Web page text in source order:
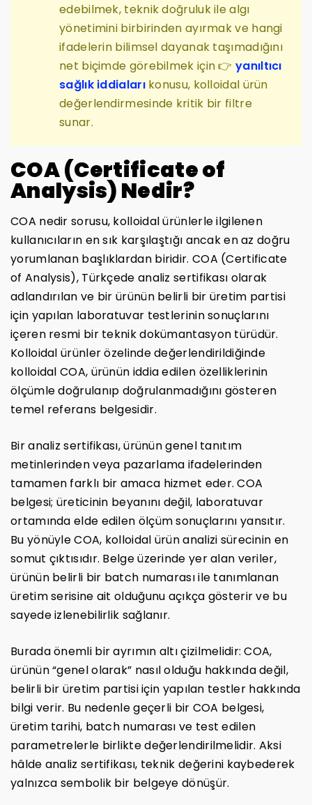
edebilmek, teknik doğruluk ile algı
yönetimini birbirinden ayırmak ve hangi
ifadelerin bilimsel dayanak taşımadığını
net biçimde görebilmek için 👉yanıltıcı
sağlık iddialarıkonusu, kolloidal ürün
değerlendirmesinde kritik bir filtre
sunar.
COA (Certificate of
Analysis) Nedir?
COA nedir sorusu, kolloidal ürünlerle ilgilenen
kullanıcıların en sık karşılaştığı ancak en az doğru
yorumlanan başlıklardan biridir. COA (Certificate
of Analysis), Türkçede analiz sertifikası olarak
adlandırılan ve bir ürünün belirli bir üretim partisi
için yapılan laboratuvar testlerinin sonuçlarını
içeren resmi bir teknik dokümantasyon türüdür.
Kolloidal ürünler özelinde değerlendirildiğinde
kolloidal COA, ürünün iddia edilen özelliklerinin
ölçümle doğrulanıp doğrulanmadığını gösteren
temel referans belgesidir.
Bir analiz sertifikası, ürünün genel tanıtım
metinlerinden veya pazarlama ifadelerinden
tamamen farklı bir amaca hizmet eder. COA
belgesi; üreticinin beyanını değil, laboratuvar
ortamında elde edilen ölçüm sonuçlarını yansıtır.
Bu yönüyle COA, kolloidal ürün analizi sürecinin en
somut çıktısıdır. Belge üzerinde yer alan veriler,
ürünün belirli bir batch numarası ile tanımlanan
üretim serisine ait olduğunu açıkça gösterir ve bu
sayede izlenebilirlik sağlanır.
Burada önemli bir ayrımın altı çizilmelidir: COA,
ürünün “genel olarak” nasıl olduğu hakkında değil,
belirli bir üretim partisi için yapılan testler hakkında
bilgi verir. Bu nedenle geçerli bir COA belgesi,
üretim tarihi, batch numarası ve test edilen
parametrelerle birlikte değerlendirilmelidir. Aksi
hâlde analiz sertifikası, teknik değerini kaybederek
yalnızca sembolik bir belgeye dönüşür.